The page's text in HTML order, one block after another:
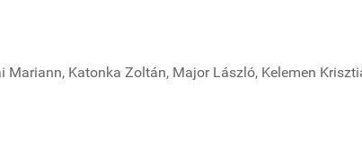
Mariann, Katonka Zoltán, Major László, Kelemen